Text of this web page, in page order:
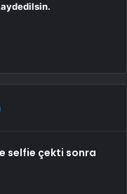
selfie çekti sonra